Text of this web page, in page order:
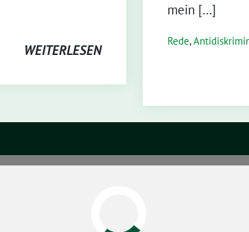
WEITERLESEN
mein […]
Rede,